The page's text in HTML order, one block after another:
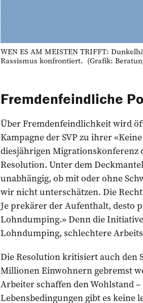
WEN ES AM MEISTEN TRIFFT:
Rassismus konfrontiert. (Grafik:
Fremdenfeindliche
Über Fremdenfeindlichkeit wird
Kampagne der SVP zu ­ihrer
diesjährigen Migrationskonferenz
Resolution. Unter dem
unabhängig, ob mit oder ohne
wir nicht unterschätzen. Die
Je prekärer der Aufenthalt, desto
Lohndumping.» Denn die
Lohndumping, schlechtere
Die Resolution kritisiert auch den
Millionen Einwohnern gebremst
Arbeiter schaffen den Wohlstand
Lebensbedingungen gibt es keine